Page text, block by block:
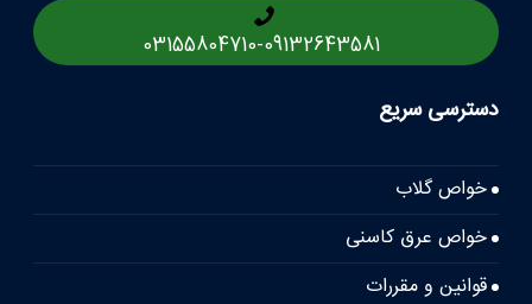
03155804710-09132643581
دسترسی سریع
خواص گلاب
خواص عرق کاسنی
قوانین و مقررات